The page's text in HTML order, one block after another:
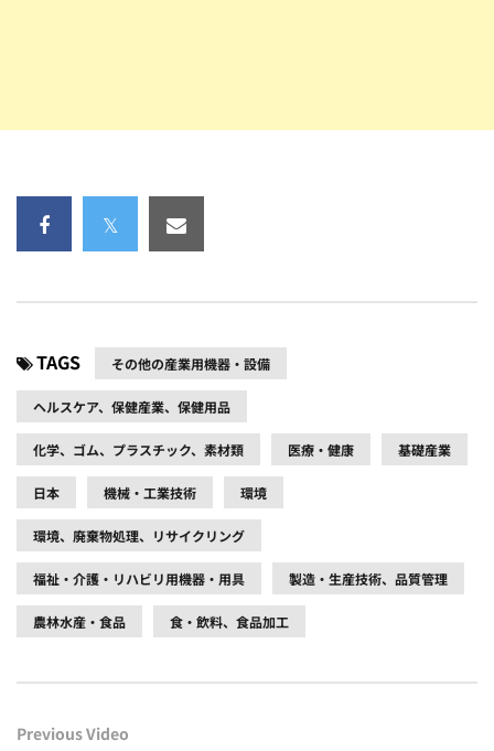
TAGS その他の産業用機器・設備
ヘルスケア、保健産業、保健用品
化学、ゴム、プラスチック、素材類 医療・健康 基礎産業
日本 機械・工業技術 環境
環境、廃棄物処理、リサイクリング
福祉・介護・リハビリ用機器・用具 製造・生産技術、品質管理
農林水産・食品 食・飲料、食品加工
Previous Video